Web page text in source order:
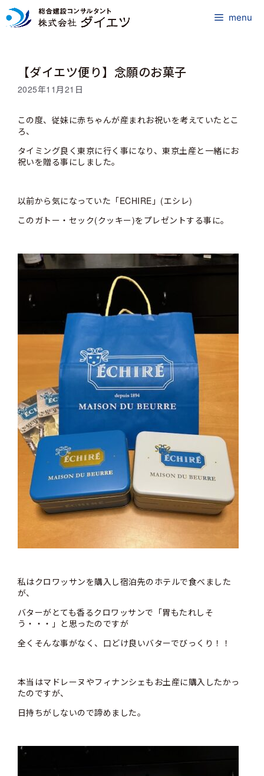
コ
ン
menu
【ダイエツ便り】念願のお菓子
2025年11月21日
この度、従妹に赤ちゃんが産まれお祝いを考えていたとこ
ろ、
タイミング良く東京に行く事になり、東京土産と一緒にお
祝いを贈る事にしました。
以前から気になっていた「ECHIRE」(エシレ)
このガトー・セック(クッキー)をプレゼントする事に。
私はクロワッサンを購入し宿泊先のホテルで食べました
が、
バターがとても香るクロワッサンで「胃もたれしそ
う・・・」と思ったのですが
全くそんな事がなく、口どけ良いバターでびっくり！！
本当はマドレーヌやフィナンシェもお土産に購入したかっ
たのですが、
日持ちがしないので諦めました。